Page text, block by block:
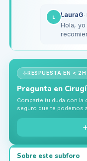
L LauraG·
Hola,
RESPUESTA EN < 2H
Pregunta en
Comparte tu duda con
seguro que te podemos
Sobre este subforo